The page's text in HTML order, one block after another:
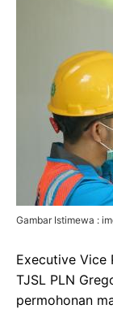
Gambar Istimewa :
Executive Vice
TJSL PLN
permohonan